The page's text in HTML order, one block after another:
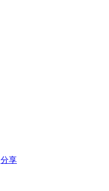
分享